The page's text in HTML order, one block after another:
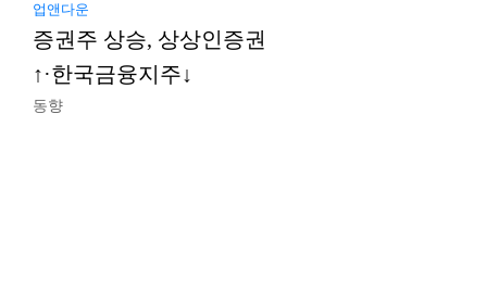
업앤다운
증권주 상승, 상상인증권
↑·한국금융지주↓
동향